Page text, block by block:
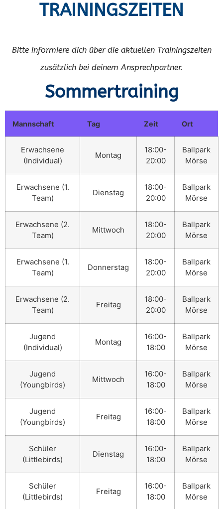
TRAININGSZEITEN
Bitte informiere dich über die aktuellen Trainingszeiten
zusätzlich bei deinem Ansprechpartner.
Sommertraining
Mannschaft Tag Zeit Ort
Erwachsene
(Individual)
Montag
18:00-
20:00
Ballpark
Mörse
Erwachsene (1.
Team)
Dienstag
18:00-
20:00
Ballpark
Mörse
Erwachsene (2.
Team)
Mittwoch
18:00-
20:00
Ballpark
Mörse
Erwachsene (1.
Team)
Donnerstag
18:00-
20:00
Ballpark
Mörse
Erwachsene (2.
Team)
Freitag
18:00-
20:00
Ballpark
Mörse
Jugend
(Individual)
Montag
16:00-
18:00
Ballpark
Mörse
Jugend
(Youngbirds)
Mittwoch
16:00-
18:00
Ballpark
Mörse
Jugend
(Youngbirds)
Freitag
16:00-
18:00
Ballpark
Mörse
Schüler
(Littlebirds)
Dienstag
16:00-
18:00
Ballpark
Mörse
Schüler
(Littlebirds)
Freitag
16:00-
18:00
Ballpark
Mörse